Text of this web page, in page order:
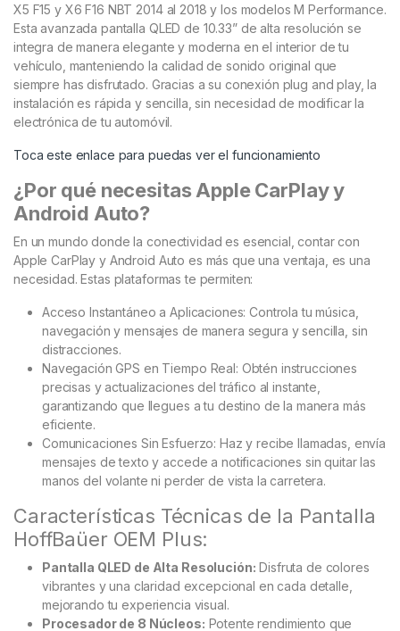
X5 F15 y X6 F16 NBT 2014 al 2018 y los modelos M Performance.
Esta avanzada pantalla QLED de 10.33” de alta resolución se
integra de manera elegante y moderna en el interior de tu
vehículo, manteniendo la calidad de sonido original que
siempre has disfrutado. Gracias a su conexión plug and play, la
instalación es rápida y sencilla, sin necesidad de modificar la
electrónica de tu automóvil.
Toca este enlace para puedas ver el funcionamiento
¿Por qué necesitas Apple CarPlay y
Android Auto?
En un mundo donde la conectividad es esencial, contar con
Apple CarPlay y Android Auto es más que una ventaja, es una
necesidad. Estas plataformas te permiten:
Acceso Instantáneo a Aplicaciones: Controla tu música,
navegación y mensajes de manera segura y sencilla, sin
distracciones.
Navegación GPS en Tiempo Real: Obtén instrucciones
precisas y actualizaciones del tráfico al instante,
garantizando que llegues a tu destino de la manera más
eficiente.
Comunicaciones Sin Esfuerzo: Haz y recibe llamadas, envía
mensajes de texto y accede a notificaciones sin quitar las
manos del volante ni perder de vista la carretera.
Características Técnicas de la Pantalla
HoffBaüer OEM Plus:
Pantalla QLED de Alta Resolución: Disfruta de colores
vibrantes y una claridad excepcional en cada detalle,
mejorando tu experiencia visual.
Procesador de 8 Núcleos: Potente rendimiento que